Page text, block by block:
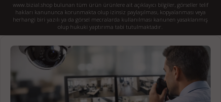
www.bizial.shop bulunan tüm ürün ürünlere ait açıklayıcı bilgiler, görseller telif
hakları kanununca korunmakta olup izinsiz paylaşılması, kopyalanması veya
herhangi biri yazılı ya da görsel mecralarda kullanılması kanunen yasaklanmış
olup hukuki yaptırıma tabi tutulmaktadır.